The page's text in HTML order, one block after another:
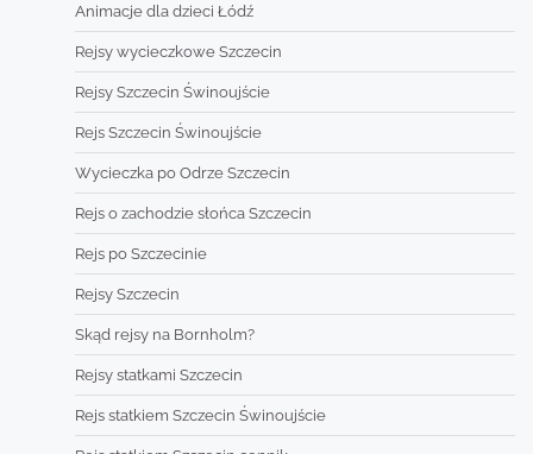
Animacje dla dzieci Łódź
Rejsy wycieczkowe Szczecin
Rejsy Szczecin Świnoujście
Rejs Szczecin Świnoujście
Wycieczka po Odrze Szczecin
Rejs o zachodzie słońca Szczecin
Rejs po Szczecinie
Rejsy Szczecin
Skąd rejsy na Bornholm?
Rejsy statkami Szczecin
Rejs statkiem Szczecin Świnoujście